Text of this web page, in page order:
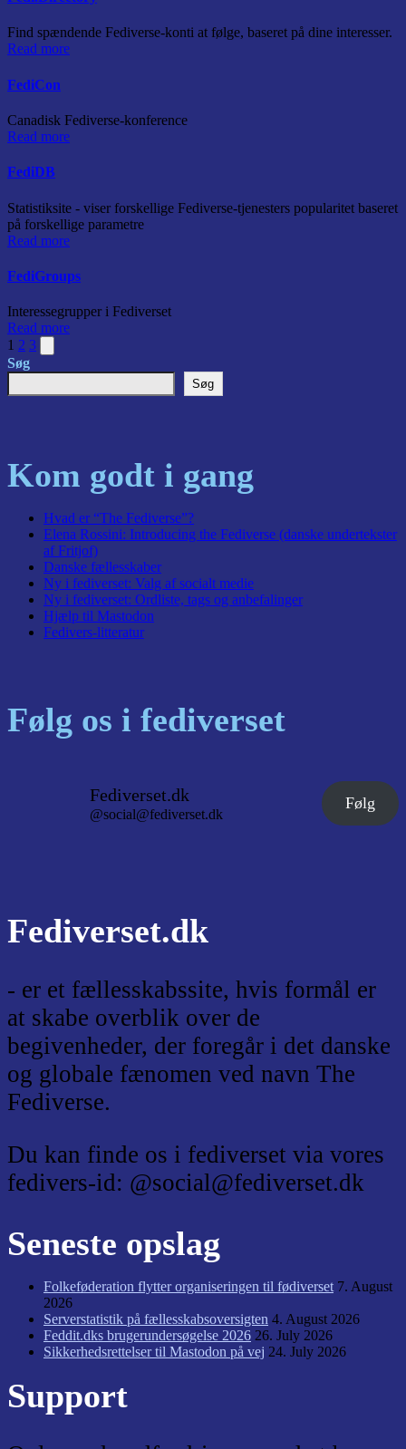
Find spændende Fediverse-konti at følge, baseret på dine interesser.
Read more
FediCon
Canadisk Fediverse-konference
Read more
FediDB
Statistiksite - viser forskellige Fediverse-tjenesters popularitet baseret
på forskellige parametre
Read more
FediGroups
Interessegrupper i Fediverset
Read more
Posts
1 2 3 Next
page
Søg
Søg
Kom godt i gang
Hvad er “The Fediverse”?
Elena Rossini: Introducing the Fediverse (danske undertekster
af Fritjof)
Danske fællesskaber
Ny i fediverset: Valg af socialt medie
Ny i fediverset: Ordliste, tags og anbefalinger
Hjælp til Mastodon
Fedivers-litteratur
Følg os i fediverset
Fediverset.dk
@social@fediverset.dk
Følg
Fediverset.dk
- er et fællesskabssite, hvis formål er
at skabe overblik over de
begivenheder, der foregår i det danske
og globale fænomen ved navn The
Fediverse.
Du kan finde os i fediverset via vores
fedivers-id: @social@fediverset.dk
Seneste opslag
Folkeføderation flytter organiseringen til fødiverset 7. August
2026
Serverstatistik på fællesskabsoversigten 4. August 2026
Feddit.dks brugerundersøgelse 2026 26. July 2026
Sikkerhedsrettelser til Mastodon på vej 24. July 2026
Support